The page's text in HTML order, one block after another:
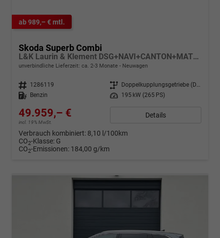
ab 989,– € mtl.
Skoda Superb Combi
L&K Laurin & Klement DSG+NAVI+CANTON+MATRIX
unverbindliche Lieferzeit: ca. 2-3 Monate Neuwagen
Fahrzeugnr. 1286119 Getriebe
Doppelkupplungsgetriebe (DSG)
Kraftstoff
Benzin Leistung 195 kW (265 PS)
49.959,– €
incl. 19% MwSt.
Details
Verbrauch kombiniert: 8,10 l/100km
CO2-Klasse: G
CO2-Emissionen: 184,00 g/km